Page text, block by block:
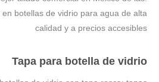
en botellas de vidrio para agua de alta
calidad y a precios accesibles
Tapa para botella de vidrio